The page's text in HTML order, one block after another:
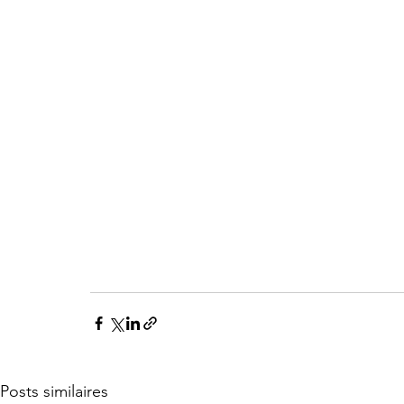
Posts similaires